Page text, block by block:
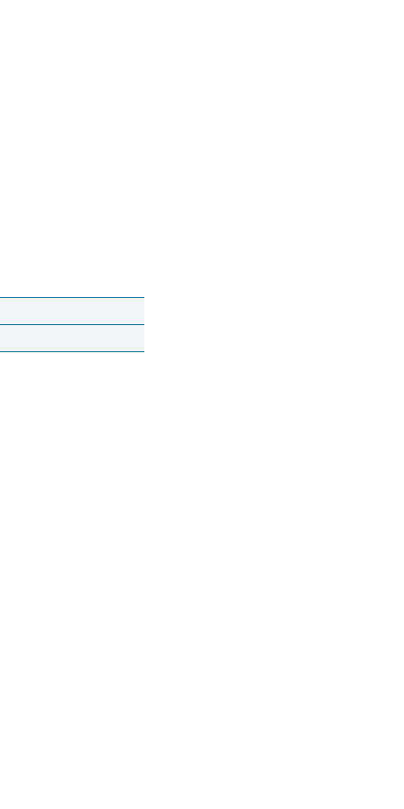
te winnen
dat we
tot betaald
blijven.
voor de
maken door